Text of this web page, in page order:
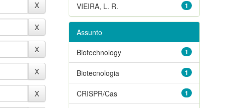
1
VIEIRA, L. R.
Assunto
1
Biotechnology
1
Biotecnologia
1
CRISPR/Cas